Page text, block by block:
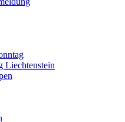
Liechtenstein